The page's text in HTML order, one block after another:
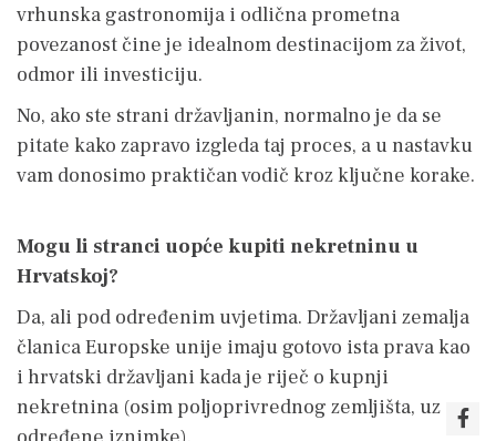
vrhunska gastronomija i odlična prometna
povezanost čine je idealnom destinacijom za život,
odmor ili investiciju.
No, ako ste strani državljanin, normalno je da se
pitate kako zapravo izgleda taj proces, a u nastavku
vam donosimo praktičan vodič kroz ključne korake.
Mogu li stranci uopće kupiti nekretninu u
Hrvatskoj?
Da, ali pod određenim uvjetima. Državljani zemalja
članica Europske unije imaju gotovo ista prava kao
i hrvatski državljani kada je riječ o kupnji
nekretnina (osim poljoprivrednog zemljišta, uz